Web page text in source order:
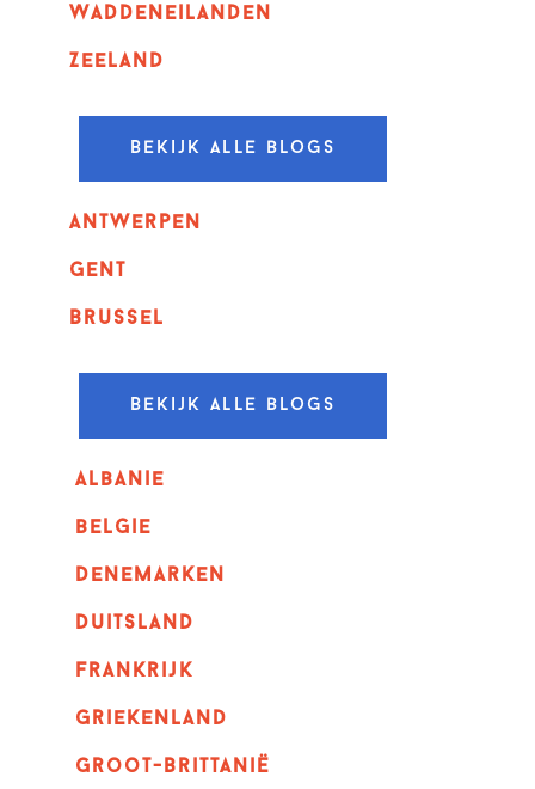
Waddeneilanden
Zeeland
Bekijk alle blogs
Antwerpen
GENT
Brussel
Bekijk alle blogs
albanie
belgie
denemarken
duitsland
frankrijk
griekenland
Groot-Brittanië